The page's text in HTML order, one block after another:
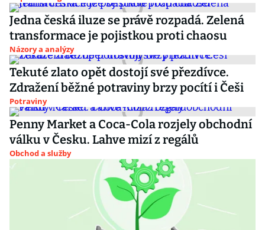
Jedna česká iluze se právě rozpadá. Zelená
transformace je pojistkou proti chaosu
Názory a analýzy
Tekuté zlato opět dostojí své přezdívce.
Zdražení běžné potraviny brzy pocítí i Češi
Potraviny
Penny Market a Coca-Cola rozjely obchodní
válku v Česku. Lahve mizí z regálů
Obchod a služby